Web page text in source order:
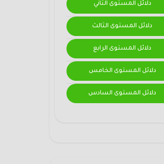
دلائل المستوى الثاني
دلائل المستوى الثالث
دلائل المستوى الرابع
دلائل المستوى الخامس
دلائل المستوى السادس